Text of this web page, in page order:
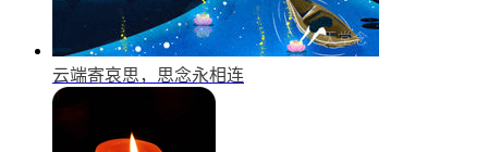
云端寄哀思，思念永相连